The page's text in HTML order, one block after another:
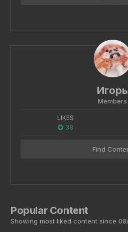
Игорь
Members
LIKES
38
Find
Popular Content
Showing most liked content since